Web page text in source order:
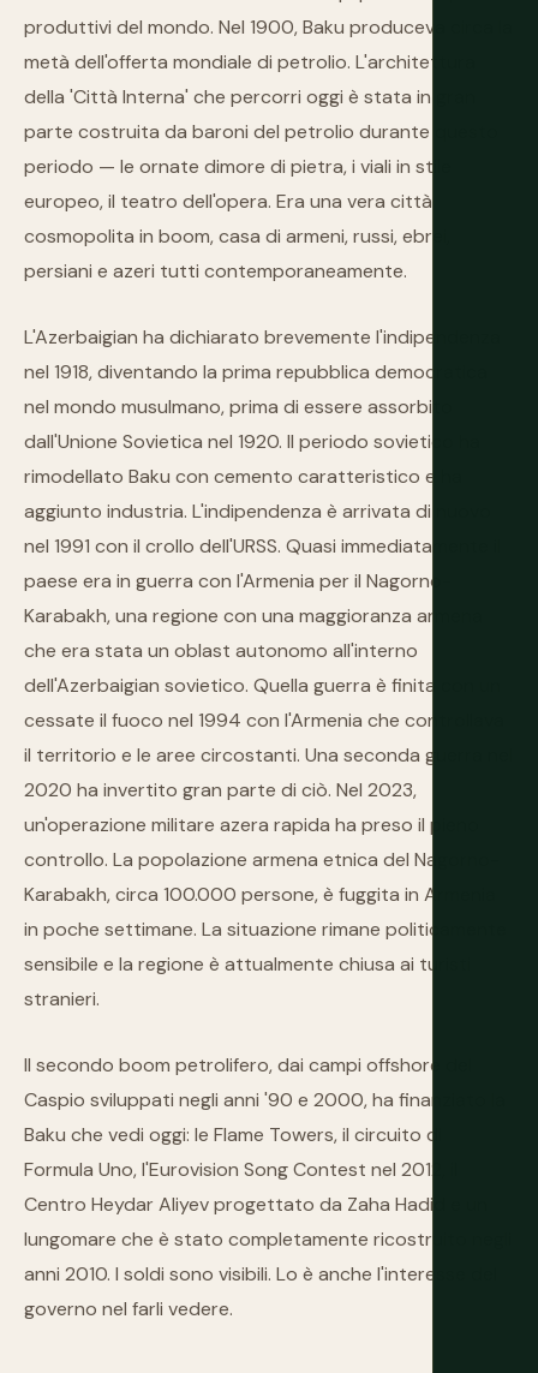
produttivi del mondo. Nel 1900, Baku produceva circa la
metà dell'offerta mondiale di petrolio. L'architettura
della 'Città Interna' che percorri oggi è stata in gran
parte costruita da baroni del petrolio durante questo
periodo — le ornate dimore di pietra, i viali in stile
europeo, il teatro dell'opera. Era una vera città
cosmopolita in boom, casa di armeni, russi, ebrei,
persiani e azeri tutti contemporaneamente.
L'Azerbaigian ha dichiarato brevemente l'indipendenza
nel 1918, diventando la prima repubblica democratica
nel mondo musulmano, prima di essere assorbito
dall'Unione Sovietica nel 1920. Il periodo sovietico ha
rimodellato Baku con cemento caratteristico e ha
aggiunto industria. L'indipendenza è arrivata di nuovo
nel 1991 con il crollo dell'URSS. Quasi immediatamente il
paese era in guerra con l'Armenia per il Nagorno-
Karabakh, una regione con una maggioranza armena
che era stata un oblast autonomo all'interno
dell'Azerbaigian sovietico. Quella guerra è finita con un
cessate il fuoco nel 1994 con l'Armenia che controllava
il territorio e le aree circostanti. Una seconda guerra nel
2020 ha invertito gran parte di ciò. Nel 2023,
un'operazione militare azera rapida ha preso il pieno
controllo. La popolazione armena etnica del Nagorno-
Karabakh, circa 100.000 persone, è fuggita in Armenia
in poche settimane. La situazione rimane politicamente
sensibile e la regione è attualmente chiusa ai turisti
stranieri.
Il secondo boom petrolifero, dai campi offshore del
Caspio sviluppati negli anni '90 e 2000, ha finanziato la
Baku che vedi oggi: le Flame Towers, il circuito di
Formula Uno, l'Eurovision Song Contest nel 2012, il
Centro Heydar Aliyev progettato da Zaha Hadid e un
lungomare che è stato completamente ricostruito negli
anni 2010. I soldi sono visibili. Lo è anche l'interesse del
governo nel farli vedere.